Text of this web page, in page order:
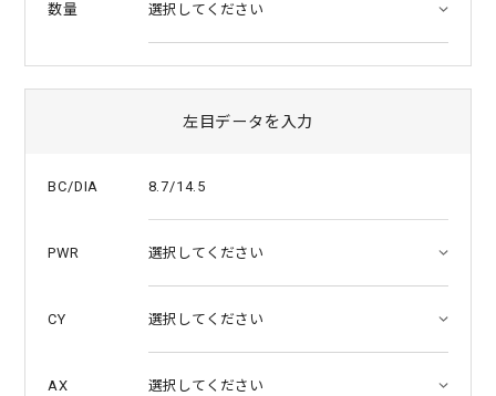
数量
左目データを入力
BC/DIA 8.7/14.5
PWR
CY
AX